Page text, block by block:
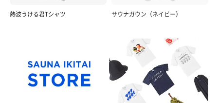
熱波うける君Tシャツ サウナガウン（ネイビー）